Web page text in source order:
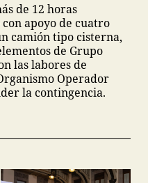
de 12 horas
apoyo de cuatro
camión tipo cisterna,
de Grupo
las labores de
Operador
la contingencia.